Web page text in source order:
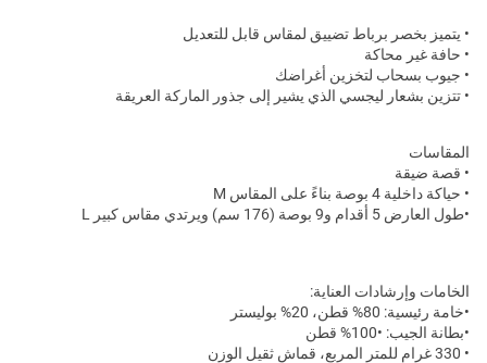
• يتميز بخصر برباط تضييق لمقاس قابل للتعديل
• حافة غير محاكة
• جيوب بسحاب لتخزين أغراضك
• تتزين بشعار ليجسي الذي يشير إلى جذور الماركة العريقة
المقاسات
• قصة ضيقة
• حياكة داخلية 4 بوصة بناءً على المقاس M
•طول العارض 5 أقدام و9 بوصة (176 سم) ويرتدي مقاس كبير L
الخامات وإرشادات العناية:
•خامة رئيسية: 80% قطن، 20% بوليستر
•بطانة الجيب: •100% قطن
• 330 غرام للمتر المربع، قماش ثقيل الوزن